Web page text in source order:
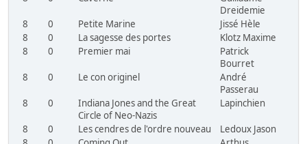
Dreidemie
8
0 Petite Marine
Jissé Hèle
8
0 La sagesse des portes
Klotz Maxime
8
0 Premier mai
Patrick
Bourret
8
0 Le con originel
André
Passerau
8
0
Indiana Jones and the Great
Circle of Neo-Nazis
Lapinchien
8 0 Les cendres de l'ordre nouveau
Ledoux Jason